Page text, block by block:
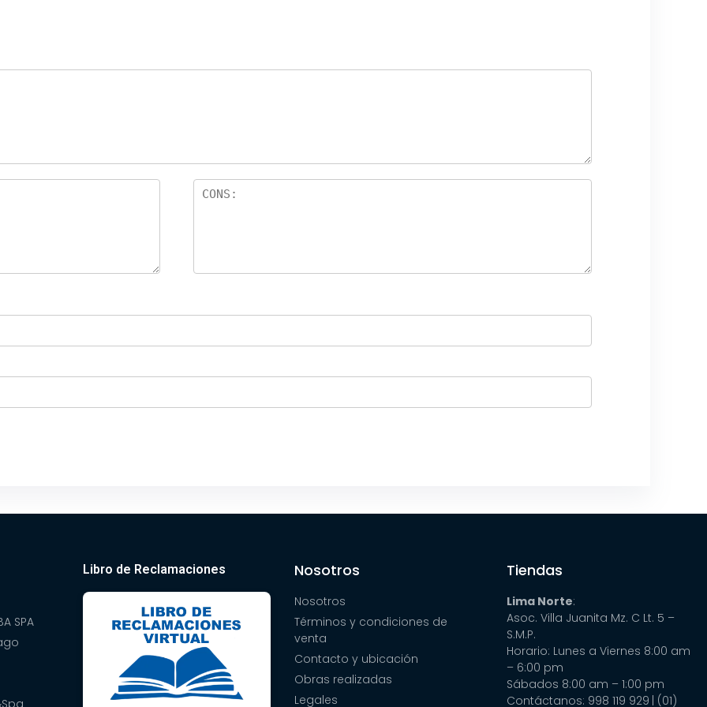
SPA
Libro de Reclamaciones Nosotros
Nosotros
Términos y condiciones de
venta
Contacto y ubicación
Obras realizadas
Legales
Tiendas
Lima Norte:
Asoc. Villa Juanita Mz. C Lt. 5 –
S.M.P.
Horario: Lunes a Viernes 8:00 am
– 6:00 pm
Sábados 8:00 am – 1:00 pm
Contáctanos: 998 119 929 | (01)